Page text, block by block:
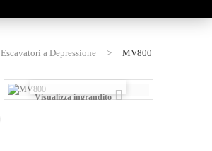
Escavatori a Depressione > MV800
Visualizza ingrandito